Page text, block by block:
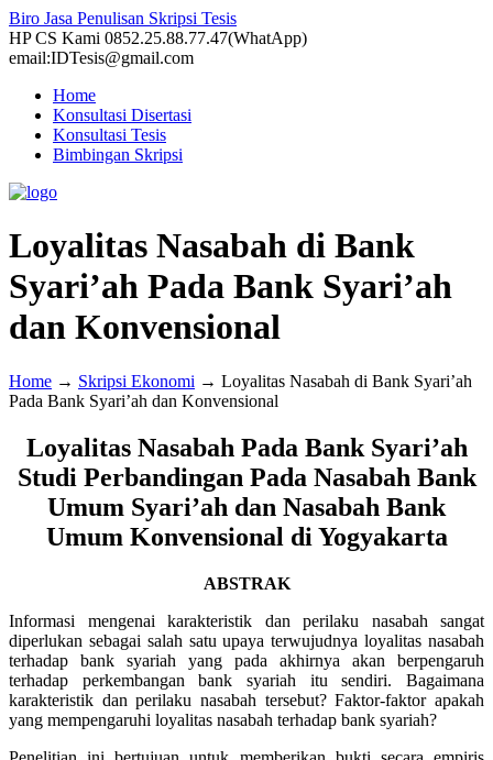
Biro Jasa Penulisan Skripsi Tesis
HP CS Kami 0852.25.88.77.47(WhatApp)
email:IDTesis@gmail.com
Home
Konsultasi Disertasi
Konsultasi Tesis
Bimbingan Skripsi
Loyalitas Nasabah di Bank
Syari’ah Pada Bank Syari’ah
dan Konvensional
Home → Skripsi Ekonomi → Loyalitas Nasabah di Bank Syari’ah
Pada Bank Syari’ah dan Konvensional
Loyalitas Nasabah Pada Bank Syari’ah
Studi Perbandingan Pada Nasabah Bank
Umum Syari’ah dan Nasabah Bank
Umum Konvensional di Yogyakarta
ABSTRAK
Informasi mengenai karakteristik dan perilaku nasabah sangat
diperlukan sebagai salah satu upaya terwujudnya loyalitas nasabah
terhadap bank syariah yang pada akhirnya akan berpengaruh
terhadap perkembangan bank syariah itu sendiri. Bagaimana
karakteristik dan perilaku nasabah tersebut? Faktor-faktor apakah
yang mempengaruhi loyalitas nasabah terhadap bank syariah?